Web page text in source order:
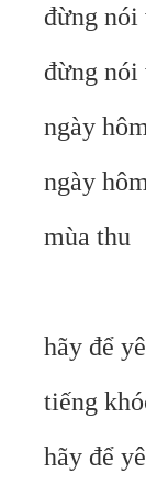
đừng nói
đừng nói
ngày
ngày
mùa thu
hãy để
tiếng
hãy để